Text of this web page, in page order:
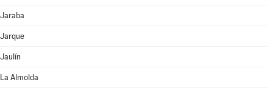
Jaraba
Jarque
Jaulín
La Almolda